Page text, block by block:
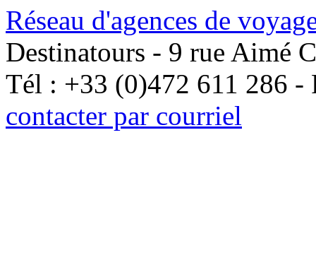
Réseau d'agences de
Destinatours - 9 rue Aimé
Tél : +33 (0)472 611 286
contacter par courriel